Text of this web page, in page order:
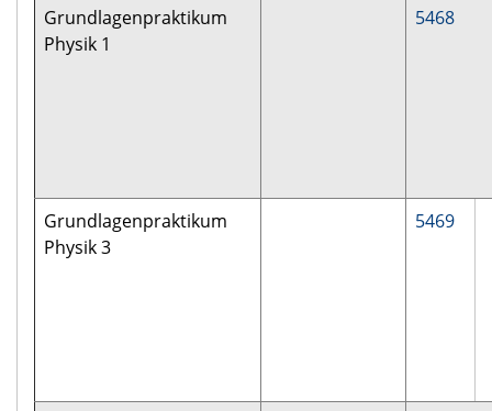
Grundlagenpraktikum
Physik 1
5468
Grundlagenpraktikum
Physik 3
5469